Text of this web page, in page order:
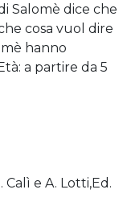
Salomè dice che
cosa vuol dire
hanno
a partire da 5
Calì e A. Lotti,Ed.